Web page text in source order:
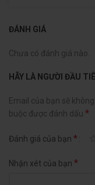
ĐÁNH GIÁ
Chưa có đánh giá nào.
HÃY LÀ NGƯỜI ĐẦU
Email của bạn sẽ
buộc được đánh dấu *
Đánh giá của bạn *
Nhận xét của bạn *